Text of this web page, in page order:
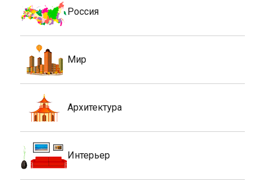
Россия
Мир
Архитектура
Интерьер